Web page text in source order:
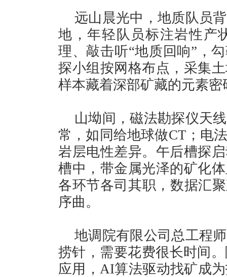
远山晨光中，地质队员
地，年轻队员标注岩性产
理、敲击听“地质回响”，
探小组按网格布点，采集
样本藏着深部矿藏的元素密
山坳间，磁法勘探仪天
常，如同给地球做CT；电
岩层电性差异。午后槽探
槽中，带金属光泽的矿化
各环节各司其职，数据汇
序曲。
地调院有限公司总工程
捞针，需要花费很长时间
应用，AI算法驱动找矿成